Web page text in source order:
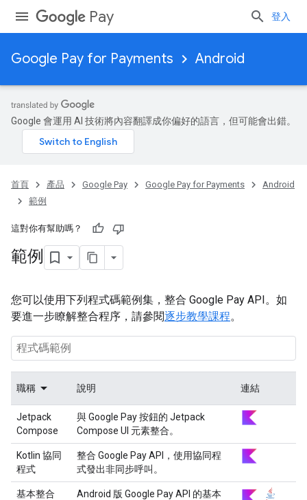
Pay 登入
Google Pay for Payments Android
Google 會運用 AI 技術將內容翻譯成你偏好的語言，但可能會出錯。
首頁 產品 Google Pay Google Pay for Payments
Android
範例
這對你有幫助嗎？
範例
您可以使用下列程式碼範例集，整合 Google Pay API。如
要進一步瞭解整合程序，請參閱逐步教學課程。
職稱 說明 連結
Jetpack
Compose
與 Google Pay 按鈕的 Jetpack
Compose UI 元素整合。
Kotlin 協同
程式
整合 Google Pay API，使用協同程
式發出非同步呼叫。
基本整合
Android 版 Google Pay API 的基本